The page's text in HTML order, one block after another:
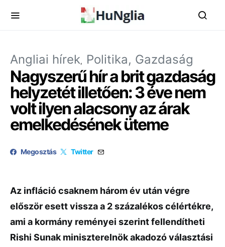
Angliai hírek Politika, Gazdaság
Nagyszerű hír a brit gazdaság
helyzetét illetően: 3 éve nem
volt ilyen alacsony az árak
emelkedésének üteme
Megosztás Twitter
Az infláció csaknem három év után végre
először esett vissza a 2 százalékos célértékre,
ami a kormány reményei szerint fellendítheti
Rishi Sunak miniszterelnök akadozó választási